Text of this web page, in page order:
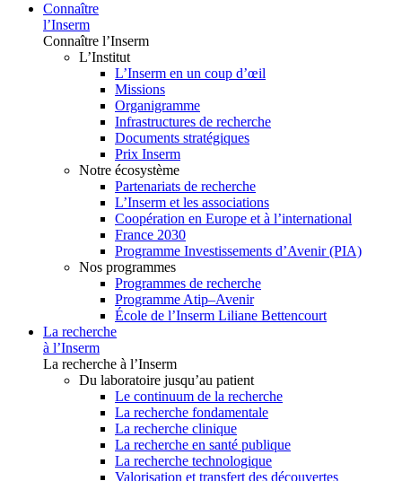
Connaître
l’Inserm
Connaître l’Inserm
L’Institut
L’Inserm en un coup d’œil
Missions
Organigramme
Infrastructures de recherche
Documents stratégiques
Prix Inserm
Notre écosystème
Partenariats de recherche
L’Inserm et les associations
Coopération en Europe et à l’international
France 2030
Programme Investissements d’Avenir (PIA)
Nos programmes
Programmes de recherche
Programme Atip–Avenir
École de l’Inserm Liliane Bettencourt
La recherche
à l’Inserm
La recherche à l’Inserm
Du laboratoire jusqu’au patient
Le continuum de la recherche
La recherche fondamentale
La recherche clinique
La recherche en santé publique
La recherche technologique
Valorisation et transfert des découvertes